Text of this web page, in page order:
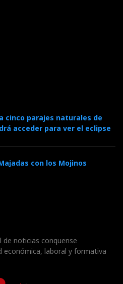
cinco parajes naturales de
acceder para ver el eclipse
con los Mojinos
de noticias conquense
económica, laboral y formativa